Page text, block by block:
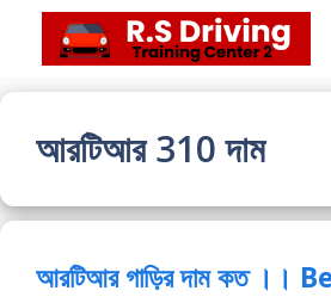
content
আরটিআর 310 দাম
আরটিআর গাড়ির দাম কত